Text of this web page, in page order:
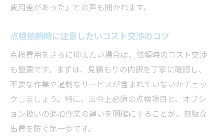
費用差があった」との声も聞かれます。
点検依頼時に注意したいコスト交渉のコツ
点検費用をさらに抑えたい場合は、依頼時のコスト交渉
も重要です。まずは、見積もりの内訳を丁寧に確認し、
不要な作業や過剰なサービスが含まれていないかチェッ
クしましょう。特に、法令上必須の点検項目と、オプシ
ョン扱いの追加作業の違いを明確にすることが、無駄な
出費を防ぐ第一歩です。